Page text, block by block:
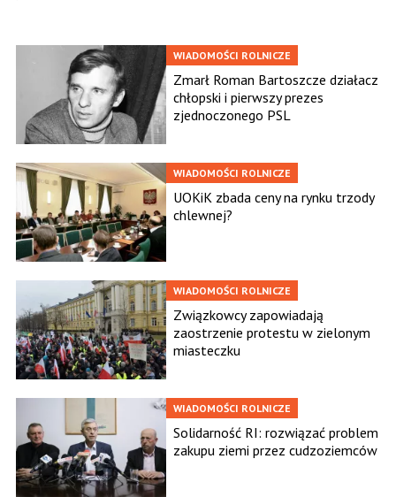
WIADOMOŚCI ROLNICZE
Zmarł Roman Bartoszcze działacz
chłopski i pierwszy prezes
zjednoczonego PSL
WIADOMOŚCI ROLNICZE
UOKiK zbada ceny na rynku trzody
chlewnej?
WIADOMOŚCI ROLNICZE
Związkowcy zapowiadają
zaostrzenie protestu w zielonym
miasteczku
WIADOMOŚCI ROLNICZE
Solidarność RI: rozwiązać problem
zakupu ziemi przez cudzoziemców